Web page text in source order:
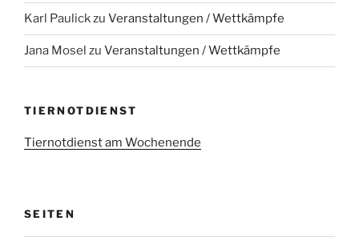
Karl Paulickzu Veranstaltungen / Wettkämpfe
Jana Mosel zu Veranstaltungen / Wettkämpfe
TIERNOTDIENST
Tiernotdienst am Wochenende
SEITEN